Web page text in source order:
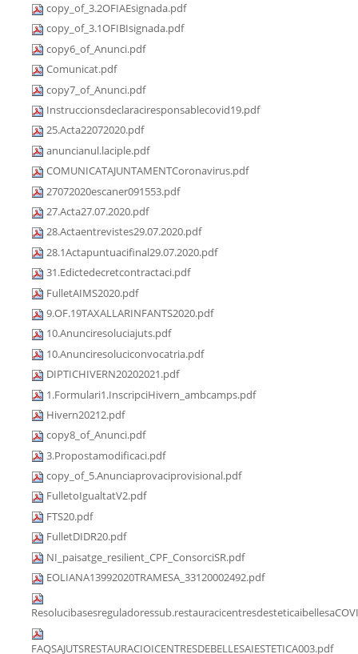
copy_of_3.2OFIAEsignada.pdf
copy_of_3.1OFIBIsignada.pdf
copy6_of_Anunci.pdf
Comunicat.pdf
copy7_of_Anunci.pdf
Instruccionsdeclaraciresponsablecovid19.pdf
25.Acta22072020.pdf
anuncianul.laciple.pdf
COMUNICATAJUNTAMENTCoronavirus.pdf
27072020escaner091553.pdf
27.Acta27.07.2020.pdf
28.Actaentrevistes29.07.2020.pdf
28.1Actapuntuacifinal29.07.2020.pdf
31.Edictedecretcontractaci.pdf
FulletAIMS2020.pdf
9.OF.19TAXALLARINFANTS2020.pdf
10.Anunciresoluciajuts.pdf
10.Anunciresoluciconvocatria.pdf
DIPTICHIVERN20202021.pdf
1.Formulari1.InscripciHivern_ambcamps.pdf
Hivern20212.pdf
copy8_of_Anunci.pdf
3.Propostamodificaci.pdf
copy_of_5.Anunciaprovaciprovisional.pdf
FulletoIgualtatV2.pdf
FTS20.pdf
FulletDIDR20.pdf
NI_paisatge_resilient_CPF_ConsorciSR.pdf
EOLIANA13992020TRAMESA_33120002492.pdf
FAQSAJUTSRESTAURACIOICENTRESDEBELLESAIESTETICA003.pdf